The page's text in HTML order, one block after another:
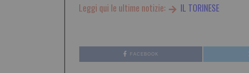
Leggi qui le ultime notizie: IL TORINESE
FACEBOOK